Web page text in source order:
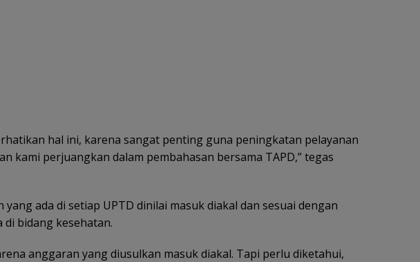
hal ini, karena sangat penting guna peningkatan pelayanan
kami perjuangkan dalam pembahasan bersama TAPD,” tegas
ada di setiap UPTD dinilai masuk diakal dan sesuai dengan
bidang kesehatan.
anggaran yang diusulkan masuk diakal. Tapi perlu diketahui,